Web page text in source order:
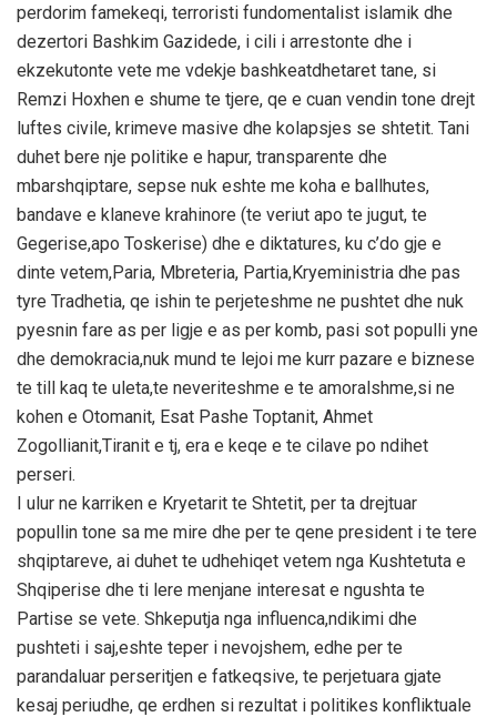
perdorim famekeqi, terroristi fundomentalist islamik dhe
dezertori Bashkim Gazidede, i cili i arrestonte dhe i
ekzekutonte vete me vdekje bashkeatdhetaret tane, si
Remzi Hoxhen e shume te tjere, qe e cuan vendin tone drejt
luftes civile, krimeve masive dhe kolapsjes se shtetit. Tani
duhet bere nje politike e hapur, transparente dhe
mbarshqiptare, sepse nuk eshte me koha e ballhutes,
bandave e klaneve krahinore (te veriut apo te jugut, te
Gegerise,apo Toskerise) dhe e diktatures, ku c’do gje e
dinte vetem,Paria, Mbreteria, Partia,Kryeministria dhe pas
tyre Tradhetia, qe ishin te perjeteshme ne pushtet dhe nuk
pyesnin fare as per ligje e as per komb, pasi sot populli yne
dhe demokracia,nuk mund te lejoi me kurr pazare e biznese
te till kaq te uleta,te neveriteshme e te amoralshme,si ne
kohen e Otomanit, Esat Pashe Toptanit, Ahmet
Zogollianit,Tiranit e tj, era e keqe e te cilave po ndihet
perseri.
I ulur ne karriken e Kryetarit te Shtetit, per ta drejtuar
popullin tone sa me mire dhe per te qene president i te tere
shqiptareve, ai duhet te udhehiqet vetem nga Kushtetuta e
Shqiperise dhe ti lere menjane interesat e ngushta te
Partise se vete. Shkeputja nga influenca,ndikimi dhe
pushteti i saj,eshte teper i nevojshem, edhe per te
parandaluar perseritjen e fatkeqsive, te perjetuara gjate
kesaj periudhe, qe erdhen si rezultat i politikes konfliktuale